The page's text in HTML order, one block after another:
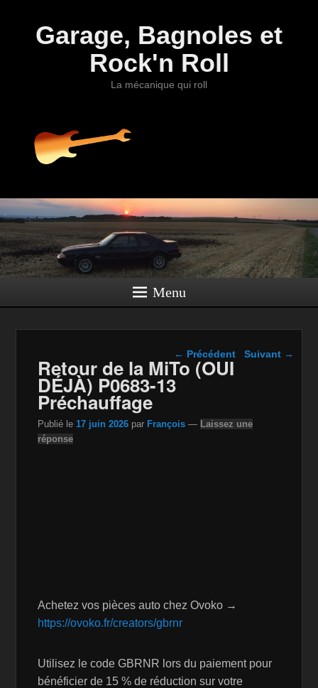
Garage, Bagnoles et
Rock'n Roll
La mécanique qui roll
Menu
Navigation dans les
← Précédent Suivant →
Retour de la MiTo (OUI
DÉJÀ) P0683-13
Préchauffage
Publié le 17 juin 2026 par François — Laissez une
réponse
Achetez vos pièces auto chez Ovoko →
https://ovoko.fr/creators/gbrnr
Utilisez le code GBRNR lors du paiement pour
bénéficier de 15 % de réduction sur votre